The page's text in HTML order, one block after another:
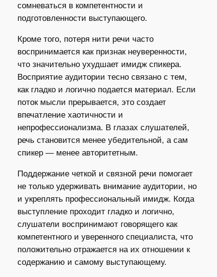
сомневаться в компетентности и
подготовленности выступающего.
Кроме того, потеря нити речи часто
воспринимается как признак неуверенности,
что значительно ухудшает имидж спикера.
Восприятие аудитории тесно связано с тем,
как гладко и логично подается материал. Если
поток мысли прерывается, это создает
впечатление хаотичности и
непрофессионализма. В глазах слушателей,
речь становится менее убедительной, а сам
спикер — менее авторитетным.
Поддержание четкой и связной речи помогает
не только удерживать внимание аудитории, но
и укреплять профессиональный имидж. Когда
выступление проходит гладко и логично,
слушатели воспринимают говорящего как
компетентного и уверенного специалиста, что
положительно отражается на их отношении к
содержанию и самому выступающему.